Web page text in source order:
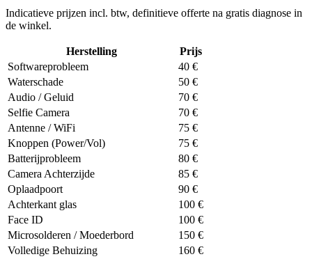
Indicatieve prijzen incl. btw, definitieve offerte na gratis diagnose in
de winkel.
Herstelling
Prijs
Softwareprobleem
40 €
Waterschade
50 €
Audio / Geluid
70 €
Selfie Camera
70 €
Antenne / WiFi
75 €
Knoppen (Power/Vol)
75 €
Batterijprobleem
80 €
Camera Achterzijde
85 €
Oplaadpoort
90 €
Achterkant glas
100 €
Face ID
100 €
Microsolderen / Moederbord
150 €
Volledige Behuizing
160 €